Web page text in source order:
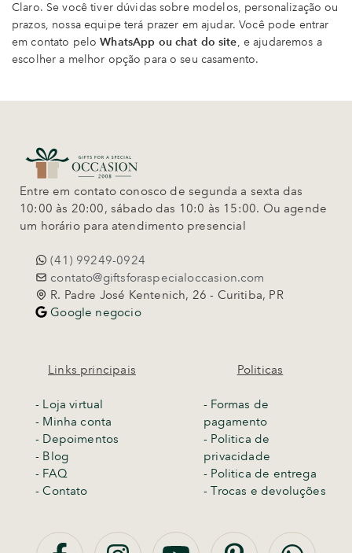
Claro. Se você tiver dúvidas sobre modelos, personalização ou
prazos, nossa equipe terá prazer em ajudar. Você pode entrar
em contato peloWhatsApp ou chat do site, e ajudaremos a
escolher a melhor opção para o seu casamento.
Entre em contato conosco de segunda a sexta das
10:00 às 20:00, sábado das 10:0 às 15:00. Ou agende
um horário para atendimento presencial
(41) 99249-0924
contato@giftsforaspecialoccasion.com
R. Padre José Kentenich, 26 - Curitiba, PR
Google negocio
Links principais
- Loja virtual
- Minha conta
- Depoimentos
- Blog
- FAQ
- Contato
Politicas
- Formas de
pagamento
- Politica de
privacidade
- Politica de entrega
-Trocas e devoluções